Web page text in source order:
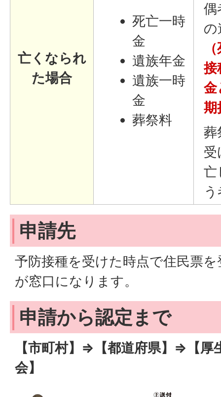
亡くなられ
た場合
死亡一時
金
遺族年金
遺族一時
金
葬祭料
偶
の
接
金
期
葬
受
亡
申請先
予防接種を受けた時点で住民票
が窓口になります。
申請から認定まで
【市町村】⇒【都道府県】⇒【
会】